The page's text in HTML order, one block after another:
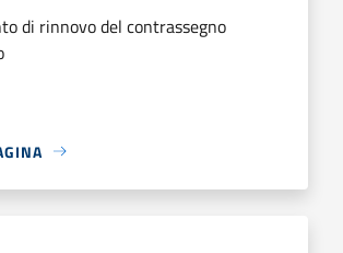
di rinnovo del contrassegno